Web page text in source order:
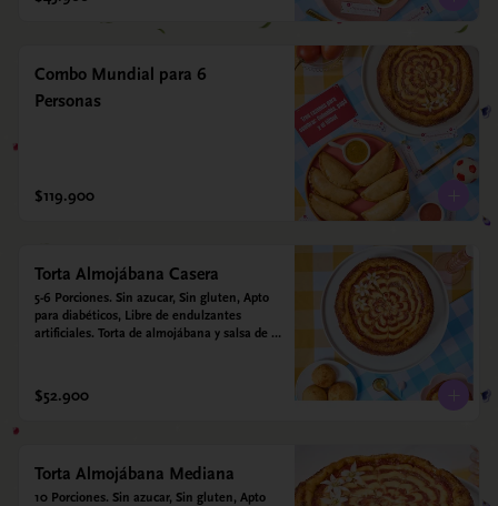
Combo Mundial para 6
Personas
$119.900
Torta Almojábana Casera
5-6 Porciones. Sin azucar, Sin gluten, Apto
para diabéticos, Libre de endulzantes
artificiales. Torta de almojábana y salsa de
alulosa, leche deslactosada, leche de coco,
vainilla. Salsa de guayaba: Guayaba y
$52.900
Torta Almojábana Mediana
10 Porciones. Sin azucar, Sin gluten, Apto